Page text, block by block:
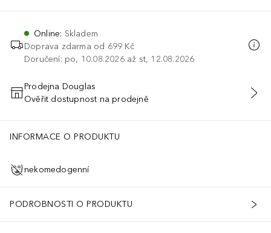
Online: Skladem
Doprava zdarma od 699 Kč
Doručení: po, 10.08.2026 až st, 12.08.2026
PŘIDAT DO KOŠÍKU
Prodejna Douglas
Ověřit dostupnost na prodejně
INFORMACE O PRODUKTU
nekomedogenní
PODROBNOSTI O PRODUKTU